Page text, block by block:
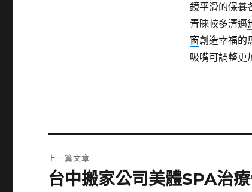
鏡平滑的保養
青睞較多清邁
窗創造幸福的
吸嘴可調整更
章
上一篇文章
上
台中搬家公司美體SPA治